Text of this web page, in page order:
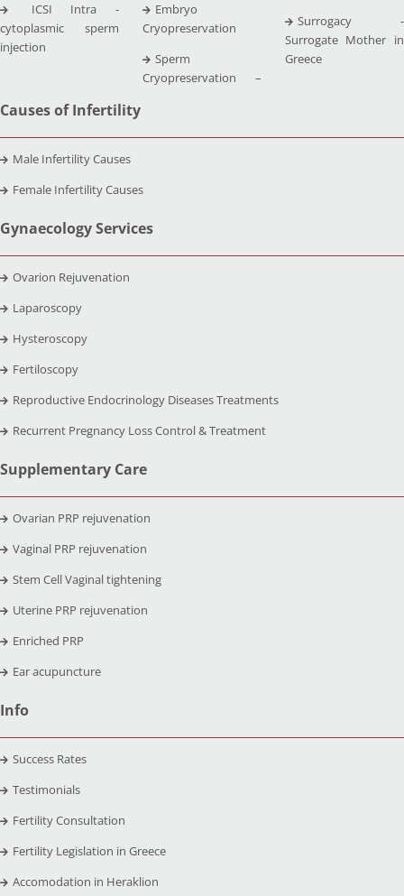
ICSI Intra -
cytoplasmic sperm
injection
Embryo
Cryopreservation
Sperm
Cryopreservation –
Surrogacy -
Surrogate Mother in
Greece
Causes of Infertility
Male Infertility Causes
Female Infertility Causes
Gynaecology Services
Ovarion Rejuvenation
Laparoscopy
Hysteroscopy
Fertiloscopy
Reproductive Endocrinology Diseases Treatments
Recurrent Pregnancy Loss Control & Treatment
Supplementary Care
Ovarian PRP rejuvenation
Vaginal PRP rejuvenation
Stem Cell Vaginal tightening
Uterine PRP rejuvenation
Enriched PRP
Ear acupuncture
Info
Success Rates
Testimonials
Fertility Consultation
Fertility Legislation in Greece
Accomodation in Heraklion